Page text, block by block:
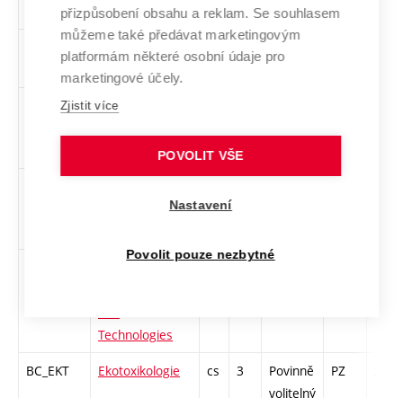
bezpečnost I
Environmentální
chemie II
Povinný
BC_CHEL
Chemická a
hospodářství a
Technologies
BC_EKT Ekotoxikologie cs 3
Povinně
volitelný
PZ
přizpůsobení obsahu a reklam. Se souhlasem
můžeme také předávat marketingovým
platformám některé osobní údaje pro
marketingové účely.
Zjistit více
POVOLIT VŠE
Nastavení
Povolit pouze nezbytné